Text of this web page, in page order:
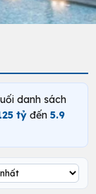
danh sách
tỷ đến 5.9